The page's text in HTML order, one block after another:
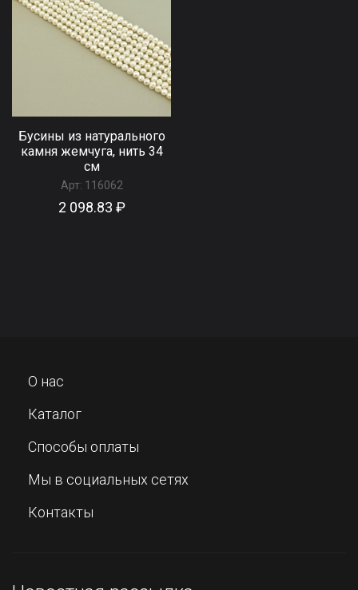
Бусины из натурального
камня жемчуга, нить 34
см
Арт: 116062
2 098.83 ₽
О нас
Каталог
Способы оплаты
Мы в социальных сетях
Контакты